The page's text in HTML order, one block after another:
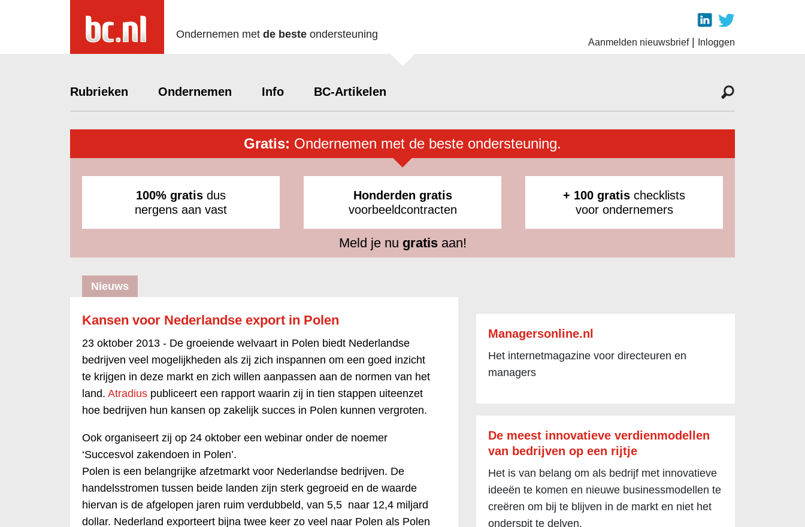
Ondernemen met de beste ondersteuning
Aanmelden nieuwsbrief| Inloggen
Rubrieken Ondernemen Info BC-Artikelen
Gratis: Ondernemen met de beste ondersteuning.
100% gratis dus
nergens aan vast
Honderden gratis
voorbeeldcontracten
+ 100 gratis checklists
voor ondernemers
Meld je nu gratisaan!
Nieuws
Kansen voor Nederlandse export in Polen
23 oktober 2013 - De groeiende welvaart in Polen biedt Nederlandse
bedrijven veel mogelijkheden als zij zich inspannen om een goed inzicht
te krijgen in deze markt en zich willen aanpassen aan de normen van het
land. Atradius publiceert een rapport waarin zij in tien stappen uiteenzet
hoe bedrijven hun kansen op zakelijk succes in Polen kunnen vergroten.
Ook organiseert zij op 24 oktober een webinar onder de noemer
‘Succesvol zakendoen in Polen’.
Polen is een belangrijke afzetmarkt voor Nederlandse bedrijven. De
handelsstromen tussen beide landen zijn sterk gegroeid en de waarde
hiervan is de afgelopen jaren ruim verdubbeld, van 5,5 naar 12,4 miljard
dollar. Nederland exporteert bijna twee keer zo veel naar Polen als Polen
Managersonline.nl
Het internetmagazine voor directeuren en
managers
De meest innovatieve verdienmodellen
van bedrijven op een rijtje
Het is van belang om als bedrijf met innovatieve
ideeën te komen en nieuwe businessmodellen te
creëren om bij te blijven in de markt en niet het
onderspit te delven.